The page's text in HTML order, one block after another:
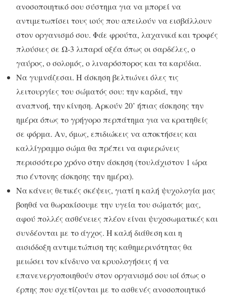
ανοσοποιητικό σου σύστημα για να μπορεί να
αντιμετωπίσει τους ιούς που απειλούν να εισβάλλουν
στον οργανισμό σου. Φάε φρούτα, λαχανικά και τροφές
πλούσιες σε Ω-3 λιπαρά οξέα όπως οι σαρδέλες, ο
γαύρος, ο σολομός, ο λιναρόσπορος και τα καρύδια.
Να γυμνάζεσαι. Η άσκηση βελτιώνει όλες τις
λειτουργίες του σώματός σου: την καρδιά, την
αναπνοή, την κίνηση. Αρκούν 20’ ήπιας άσκησης την
ημέρα όπως το γρήγορο περπάτημα για να κρατηθείς
σε φόρμα. Αν, όμως, επιδιώκεις να αποκτήσεις και
καλλίγραμμο σώμα θα πρέπει να αφιερώνεις
περισσότερο χρόνο στην άσκηση (τουλάχιστον 1 ώρα
πιο έντονης άσκησης την ημέρα).
Να κάνεις θετικές σκέψεις, γιατί η καλή ψυχολογία μας
βοηθά να θωρακίσουμε την υγεία του σώματός μας,
αφού πολλές ασθένειες πλέον είναι ψυχοσωματικές και
συνδέονται με το άγχος. Η καλή διάθεση και η
αισιόδοξη αντιμετώπιση της καθημερινότητας θα
μειώσει τον κίνδυνο να κρυoλογήσεις ή να
επανενεργοποιηθούν στον οργανισμό σου ιοί όπως ο
έρπης που σχετίζονται με το ασθενές ανοσοποιητικό